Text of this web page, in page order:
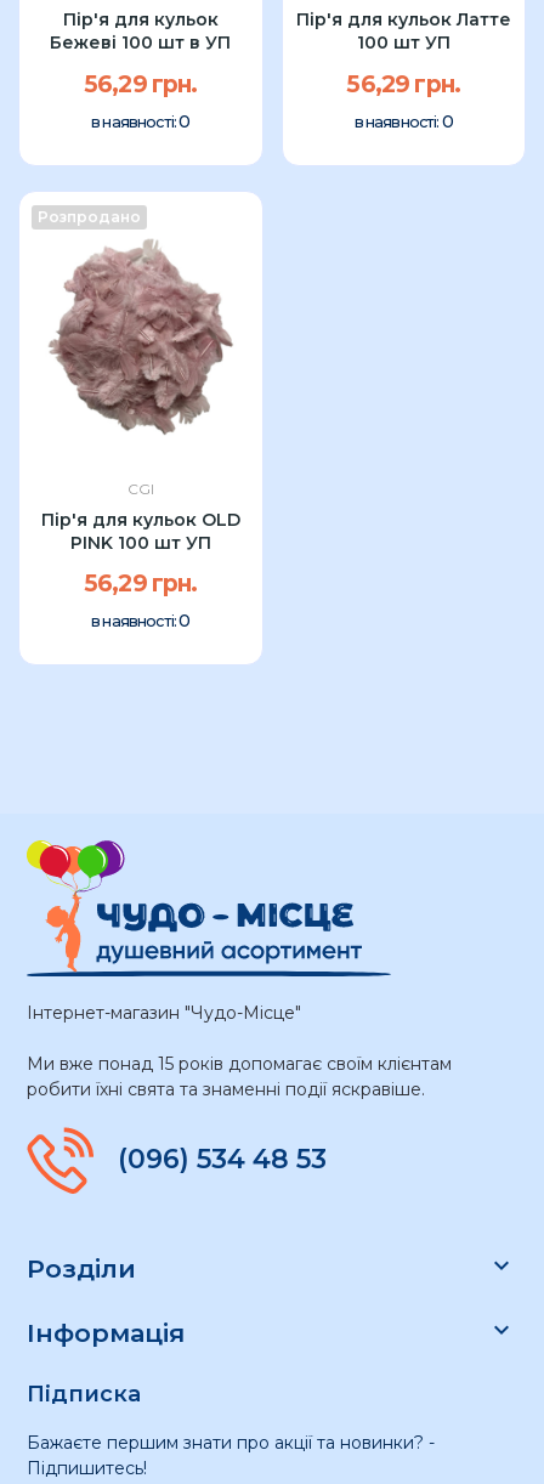
Пір'я для кульок
Бежеві 100 шт в УП
56,29 грн.
в наявності:0
Пір'я для кульок Латте
100 шт УП
56,29 грн.
в наявності: 0
Розпродано
CGI
Пір'я для кульок OLD
PINK 100 шт УП
56,29 грн.
в наявності:0
Інтернет-магазин "Чудо-Місце"
Ми вже понад 15 років допомагає своїм клієнтам
робити їхні свята та знаменні події яскравіше.
(096) 534 48 53
Розділи 
Інформація 
Підписка
Бажаєте першим знати про акції та новинки? -
Підпишитесь!